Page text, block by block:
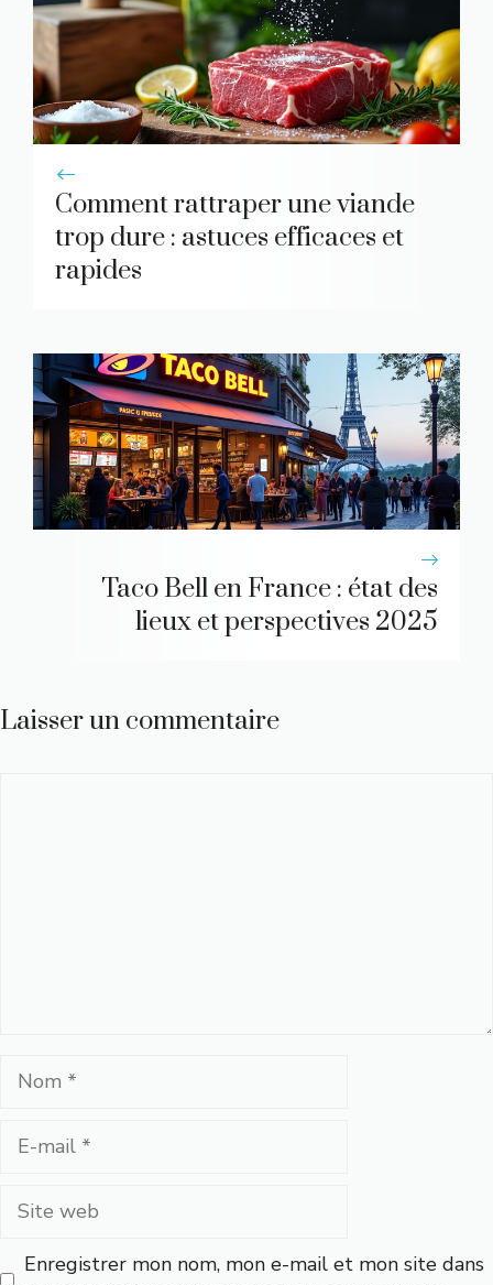
Comment rattraper une viande
trop dure : astuces efficaces et
rapides
Taco Bell en France : état des
lieux et perspectives 2025
Laisser un commentaire
Nom
Site
Enregistrer mon nom, mon e-mail et mon site dans